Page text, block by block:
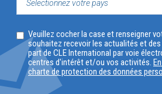
PROFIL
VOTRE
PAYS
Veuillez cocher la case et renseigner
souhaitez recevoir les actualités et
part de CLE International par voie
centres d'intérêt et/ou vos activités.
charte de protection des données